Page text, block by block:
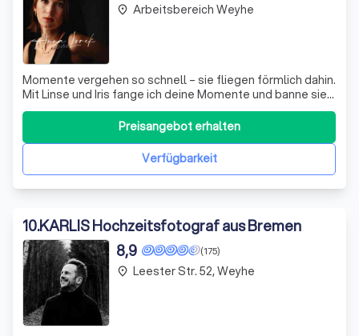
Momente vergehen so schnell – sie fliegen förmlich dahin.
Mit Linse und Iris fange ich deine Momente und banne sie
in digitaler Form in bits und bytes. So werden besondere
Momente Ewigkeit.
Verfügbarkeit
Preisangebot erhalten
place Arbeitsbereich Weyhe
10.KARLIS Hochzeitsfotograf aus Bremen
(175)
8,9
place Leester Str. 52, Weyhe